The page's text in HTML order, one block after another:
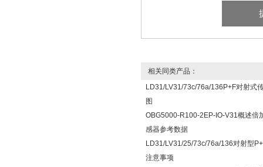
相关同类产品：
LD31/LV31/73c/76a/136P+F对射式
图
OBG5000-R100-2EP-IO-V31概述倍
感器参考数据
LD31/LV31/25/73c/76a/136对射型
注意事项